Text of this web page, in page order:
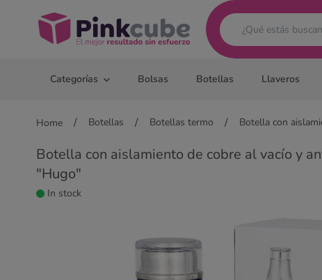
Pinkcube
Categorías Bolsas Botellas Llaveros
Home / Botellas / Botellas termo / Botella con
Botella con aislamiento de cobre al vacío y
"Hugo"
In stock